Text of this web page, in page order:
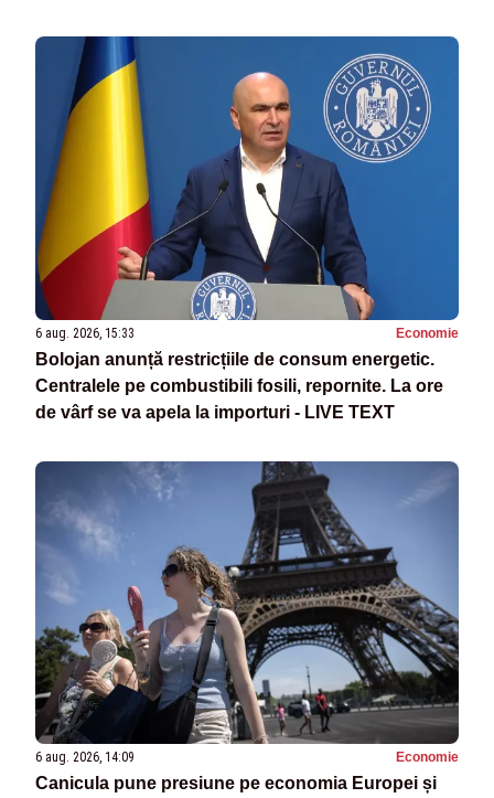
6 aug. 2026, 15:33 Economie
Bolojan anunță restricțiile de consum energetic.
Centralele pe combustibili fosili, repornite. La ore
de vârf se va apela la importuri - LIVE TEXT
6 aug. 2026, 14:09 Economie
Canicula pune presiune pe economia Europei și